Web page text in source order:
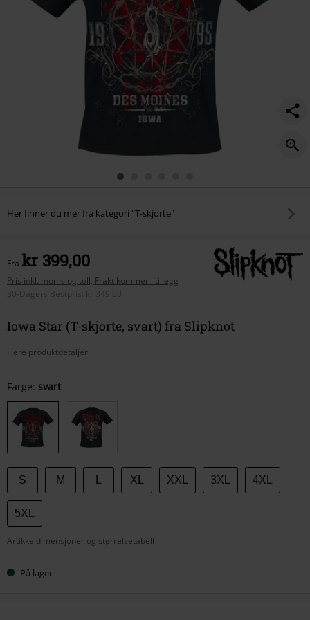
Her finner du mer fra kategori "T-skjorte"
Fra kr 399,00
Pris inkl. moms og toll, Frakt kommer i tillegg
30-Dagers Bestpris
kr 349,00
Iowa Star (T-skjorte, svart) fra Slipknot
Flere produktdetaljer
Velg
størrelse
Farge: svart
S M XL XXL 3XL 4XL
5XL
Artikkeldimensjoner og størrelsetabell
På lager